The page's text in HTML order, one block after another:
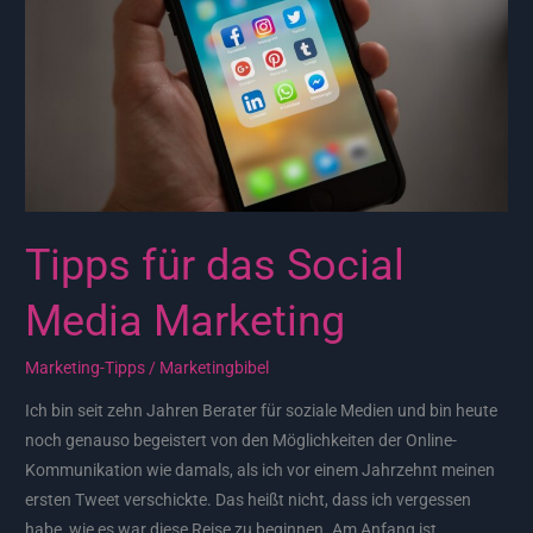
Tipps für das Social
Media Marketing
Marketing-Tipps / Marketingbibel
Ich bin seit zehn Jahren Berater für soziale Medien und bin heute
noch genauso begeistert von den Möglichkeiten der Online-
Kommunikation wie damals, als ich vor einem Jahrzehnt meinen
ersten Tweet verschickte. Das heißt nicht, dass ich vergessen
habe, wie es war diese Reise zu beginnen. Am Anfang ist